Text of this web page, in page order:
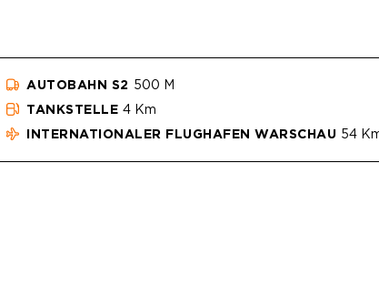
AUTOBAHN S2 500 M
TANKSTELLE 4 Km
INTERNATIONALER FLUGHAFEN WARSCHAU 54